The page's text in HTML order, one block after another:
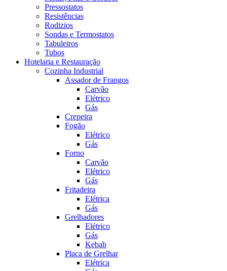
Pressostatos
Resistências
Rodizios
Sondas e Termostatos
Tabuleiros
Tubos
Hotelaria e Restauração
Cozinha Industrial
Assador de Frangos
Carvão
Elétrico
Gás
Crepeira
Fogão
Elétrico
Gás
Forno
Carvão
Elétrico
Gás
Fritadeira
Elétrica
Gás
Grelhadores
Elétrico
Gás
Kebab
Placa de Grelhar
Elétrica